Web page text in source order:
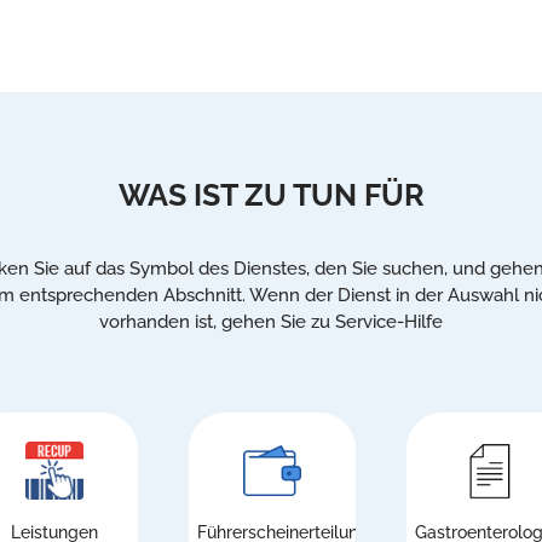
WAS IST ZU TUN FÜR
Sie auf das Symbol des Dienstes, den Sie suchen, und
entsprechenden Abschnitt. Wenn der Dienst in der Auswahl
vorhanden ist, gehen Sie zu Service-Hilfe
Leistungen
Führerscheinerteilung/-